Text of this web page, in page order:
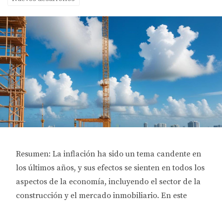
Resumen: La inflación ha sido un tema candente en
los últimos años, y sus efectos se sienten en todos los
aspectos de la economía, incluyendo el sector de la
construcción y el mercado inmobiliario. En este